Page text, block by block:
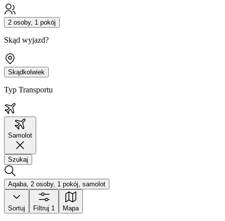
2 osoby, 1 pokój
Skąd wyjazd?
Skądkolwiek
Typ Transportu
Samolot
Szukaj
Aqaba, 2 osoby, 1 pokój, samolot
Sortuj Filtruj 1 Mapa